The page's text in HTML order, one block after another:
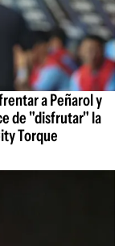
a Peñarol y
de "disfrutar" la
Torque